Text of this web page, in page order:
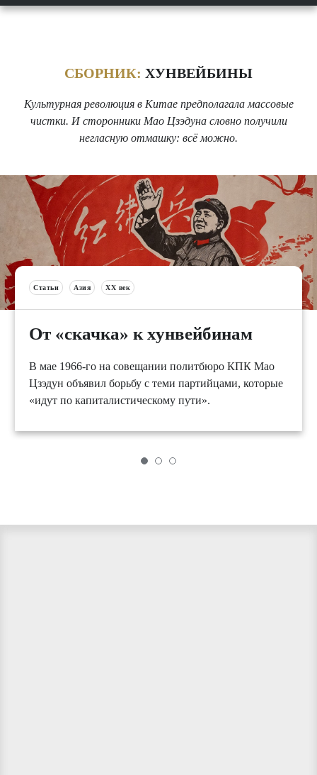
СБОРНИК: ХУНВЕЙБИНЫ
Культурная революция в Китае предполагала массовые
чистки. И сторонники Мао Цзэдуна словно получили
негласную отмашку: всё можно.
Статьи Азия XX век
От «скачка» к хунвейбинам
В мае 1966-го на совещании политбюро КПК Мао
Цзэдун объявил борьбу с теми партийцами, которые
«идут по капиталистическому пути».